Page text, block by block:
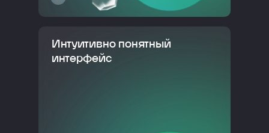
Интуитивно понятный
интерфейс